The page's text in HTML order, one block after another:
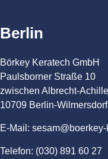
Berlin
Börkey Keratech GmbH
Paulsborner Straße 10
zwischen Albrecht-
10709 Berlin-Wilmersdorf
E-Mail:
Telefon: (030) 891 60 27